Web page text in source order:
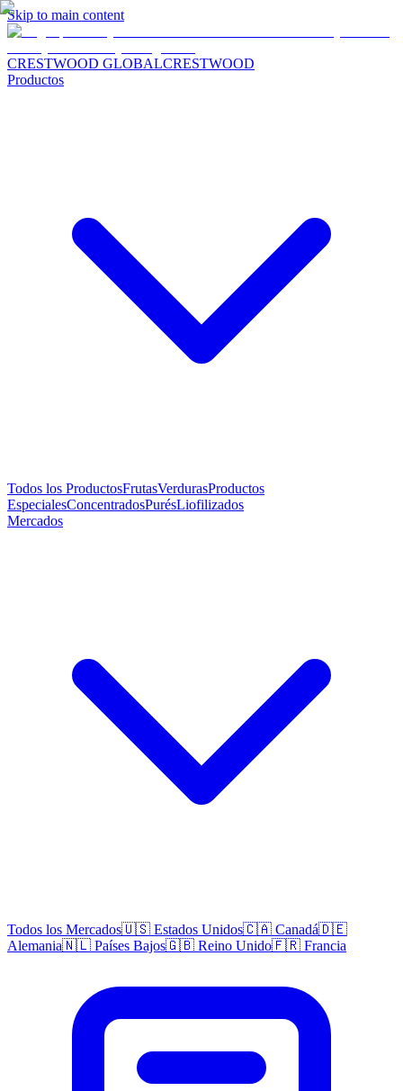
Skip to main content
CRESTWOOD GLOBALCRESTWOOD
Productos
Todos los ProductosFrutasVerdurasProductos
EspecialesConcentradosPurésLiofilizados
Mercados
Todos los Mercados🇺🇸 Estados Unidos🇨🇦 Canadá🇩🇪
Alemania🇳🇱 Países Bajos🇬🇧 Reino Unido🇫🇷 Francia